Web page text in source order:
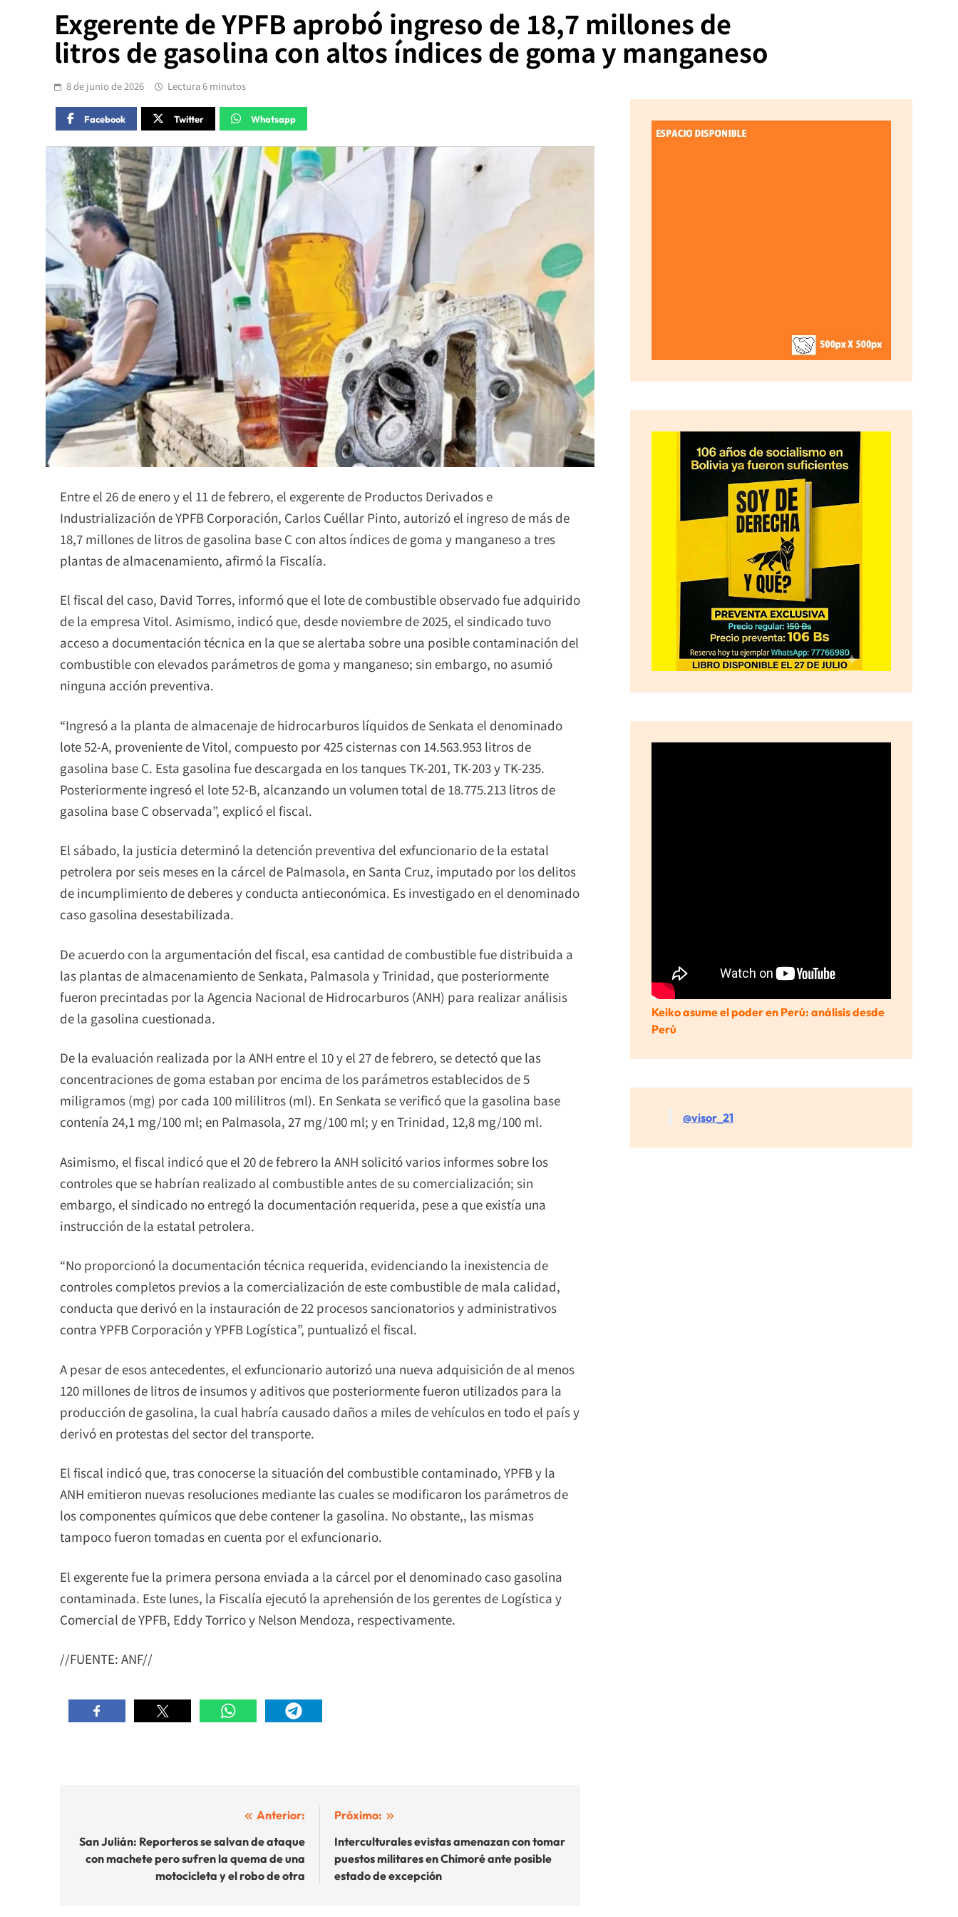
Exgerente de YPFB aprobó ingreso de 18,7 millones de
litros de gasolina con altos índices de goma y manganeso
8 de junio de 2026 Lectura 6 minutos
Facebook Twitter Whatsapp
Entre el 26 de enero y el 11 de febrero, el exgerente de Productos Derivados e
Industrialización de YPFB Corporación, Carlos Cuéllar Pinto, autorizó el ingreso de más de
18,7 millones de litros de gasolina base C con altos índices de goma y manganeso a tres
plantas de almacenamiento, afirmó la Fiscalía.
El fiscal del caso, David Torres, informó que el lote de combustible observado fue adquirido
de la empresa Vitol. Asimismo, indicó que, desde noviembre de 2025, el sindicado tuvo
acceso a documentación técnica en la que se alertaba sobre una posible contaminación del
combustible con elevados parámetros de goma y manganeso; sin embargo, no asumió
ninguna acción preventiva.
“Ingresó a la planta de almacenaje de hidrocarburos líquidos de Senkata el denominado
lote 52-A, proveniente de Vitol, compuesto por 425 cisternas con 14.563.953 litros de
gasolina base C. Esta gasolina fue descargada en los tanques TK-201, TK-203 y TK-235.
Posteriormente ingresó el lote 52-B, alcanzando un volumen total de 18.775.213 litros de
gasolina base C observada”, explicó el fiscal.
El sábado, la justicia determinó la detención preventiva del exfuncionario de la estatal
petrolera por seis meses en la cárcel de Palmasola, en Santa Cruz, imputado por los delitos
de incumplimiento de deberes y conducta antieconómica. Es investigado en el denominado
caso gasolina desestabilizada.
De acuerdo con la argumentación del fiscal, esa cantidad de combustible fue distribuida a
las plantas de almacenamiento de Senkata, Palmasola y Trinidad, que posteriormente
fueron precintadas por la Agencia Nacional de Hidrocarburos (ANH) para realizar análisis
de la gasolina cuestionada.
De la evaluación realizada por la ANH entre el 10 y el 27 de febrero, se detectó que las
concentraciones de goma estaban por encima de los parámetros establecidos de 5
miligramos (mg) por cada 100 mililitros (ml). En Senkata se verificó que la gasolina base
contenía 24,1 mg/100 ml; en Palmasola, 27 mg/100 ml; y en Trinidad, 12,8 mg/100 ml.
Asimismo, el fiscal indicó que el 20 de febrero la ANH solicitó varios informes sobre los
controles que se habrían realizado al combustible antes de su comercialización; sin
embargo, el sindicado no entregó la documentación requerida, pese a que existía una
instrucción de la estatal petrolera.
“No proporcionó la documentación técnica requerida, evidenciando la inexistencia de
controles completos previos a la comercialización de este combustible de mala calidad,
conducta que derivó en la instauración de 22 procesos sancionatorios y administrativos
contra YPFB Corporación y YPFB Logística”, puntualizó el fiscal.
A pesar de esos antecedentes, el exfuncionario autorizó una nueva adquisición de al menos
120 millones de litros de insumos y aditivos que posteriormente fueron utilizados para la
producción de gasolina, la cual habría causado daños a miles de vehículos en todo el país y
derivó en protestas del sector del transporte.
El fiscal indicó que, tras conocerse la situación del combustible contaminado, YPFB y la
ANH emitieron nuevas resoluciones mediante las cuales se modificaron los parámetros de
los componentes químicos que debe contener la gasolina. No obstante,, las mismas
tampoco fueron tomadas en cuenta por el exfuncionario.
El exgerente fue la primera persona enviada a la cárcel por el denominado caso gasolina
contaminada. Este lunes, la Fiscalía ejecutó la aprehensión de los gerentes de Logística y
Comercial de YPFB, Eddy Torrico y Nelson Mendoza, respectivamente.
//FUENTE: ANF//
de
entradas
Anterior:
San Julián: Reporteros se salvan de ataque
con machete pero sufren la quema de una
motocicleta y el robo de otra
Próximo:
Interculturales evistas amenazan con tomar
puestos militares en Chimoré ante posible
estado de excepción
Keiko asume el poder en Perú: análisis desde
Perú
@visor_21